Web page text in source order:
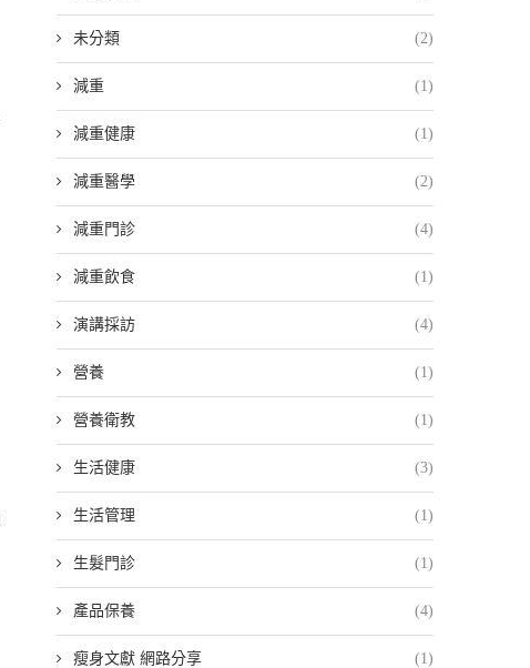
未分類 (2)
減重 (1)
減重健康 (1)
減重醫學 (2)
減重門診 (4)
減重飲食 (1)
演講採訪 (4)
營養 (1)
營養衛教 (1)
生活健康 (3)
生活管理 (1)
生髮門診 (1)
產品保養 (4)
瘦身文獻 網路分享 (1)